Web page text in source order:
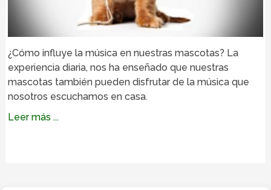
¿Cómo influye la música en nuestras mascotas? La
experiencia diaria, nos ha enseñado que nuestras
mascotas también pueden disfrutar de la música que
nosotros escuchamos en casa.
Leer más ...